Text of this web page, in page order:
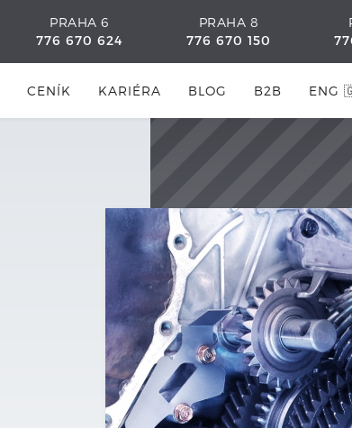
PRAHA 6
776 670 624
PRAHA 8
776 670 150
CENÍK KARIÉRA BLOG B2B ENG